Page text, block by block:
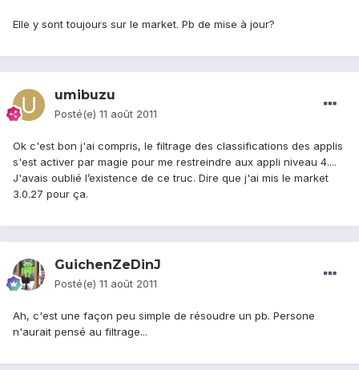
Elle y sont toujours sur le market. Pb de mise à jour?
umibuzu
Posté(e) 11 août 2011
Ok c'est bon j'ai compris, le filtrage des classifications des applis
s'est activer par magie pour me restreindre aux appli niveau 4....
J'avais oublié l’existence de ce truc. Dire que j'ai mis le market
3.0.27 pour ça.
GuichenZeDinJ
Posté(e) 11 août 2011
Ah, c'est une façon peu simple de résoudre un pb. Persone
n'aurait pensé au filtrage...